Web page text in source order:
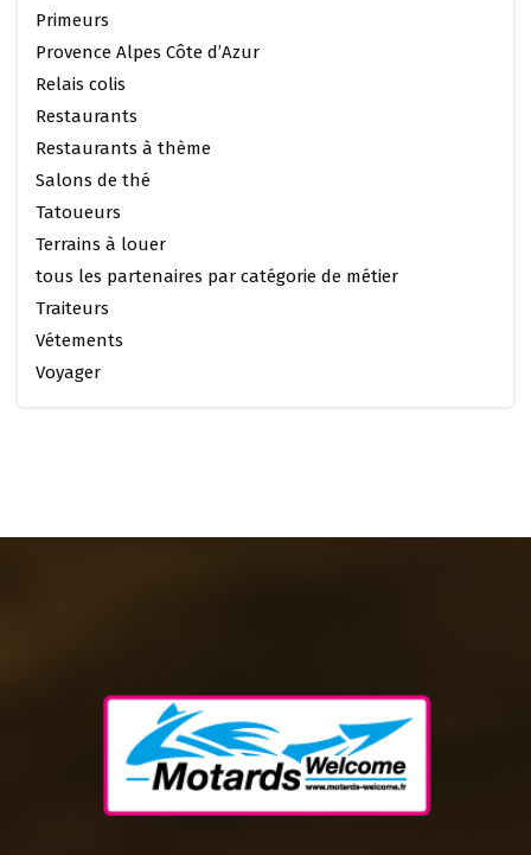
Primeurs
Provence Alpes Côte d’Azur
Relais colis
Restaurants
Restaurants à thème
Salons de thé
Tatoueurs
Terrains à louer
tous les partenaires par catégorie de métier
Traiteurs
Vétements
Voyager